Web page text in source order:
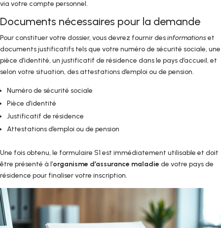
via votre compte personnel.
Documents nécessaires pour la demande
Pour constituer votre dossier, vous devrez fournir desinformationset
documents justificatifs tels que votre numéro de sécurité sociale, une
pièce d’identité, un justificatif de résidence dans le pays d’accueil, et
selon votre situation, des attestations d’emploi ou de pension.
Numéro de sécurité sociale
Pièce d’identité
Justificatif de résidence
Attestations d’emploi ou de pension
Une fois obtenu, le formulaire S1 est immédiatement utilisable et doit
être présenté à l’organisme d’assurance maladie de votre pays de
résidence pour finaliser votre inscription.